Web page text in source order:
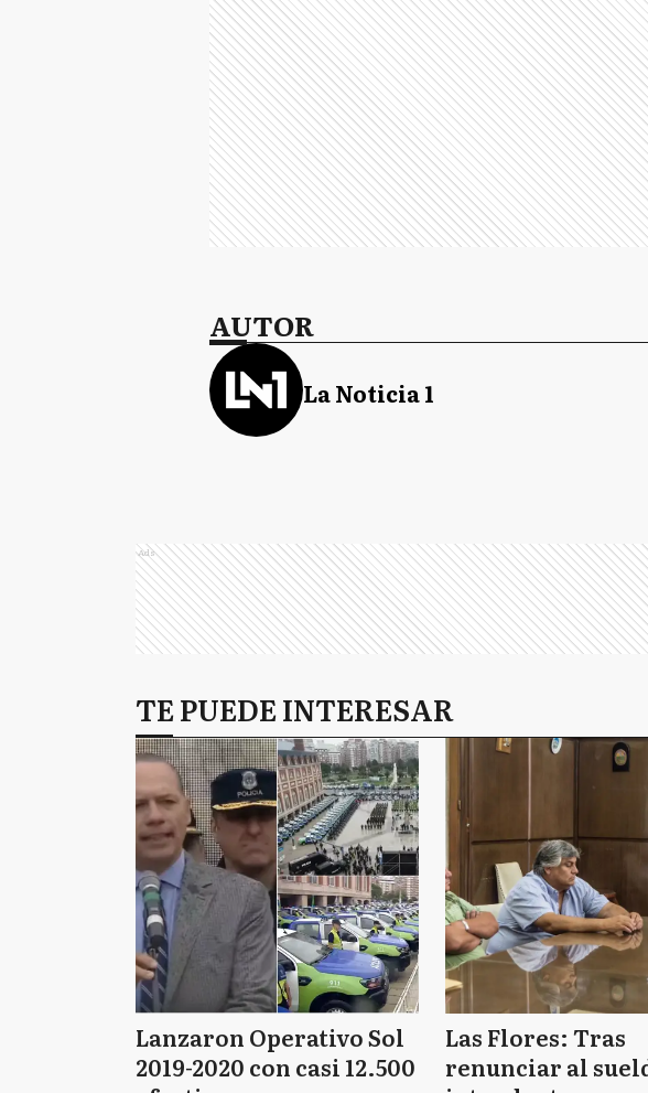
AUTOR
La Noticia 1
Ads
TE PUEDE INTERESAR
Lanzaron Operativo Sol
2019-2020 con casi 12.500
Las Flores: Tras
renunciar al